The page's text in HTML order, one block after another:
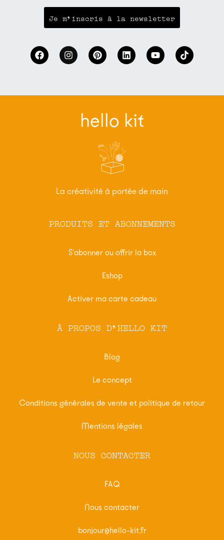
hello kit
La créativité à portée de main
PRODUITS ET ABONNEMENTS
S’abonner ou offrir la box
Eshop
Activer ma carte cadeau
À PROPOS D'HELLO KIT
Blog
Le concept
Conditions générales de vente et politique de retour
Mentions légales
NOUS CONTACTER
FAQ
Nous contacter
bonjour@hello-kit.fr